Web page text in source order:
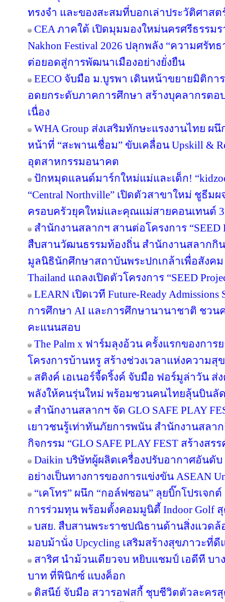
ทรงจำ และของสะสมที่บอกเล่าประวัติศาส
CEA ภาคใต้ เปิดมุมมองใหม่นครศรีธรรมร
Nakhon Festival 2026 ปลุกพลัง “ความศรัท
ต่อยอดสู่การพัฒนาเมืองอย่างยั่งยืน
EECO จับมือ ม.บูรพา เดินหน้าขยายมิติก
อดยกระดับภาคการศึกษา สร้างบุคลากรต
เนื่อง
WHA Group ส่งเสริมทักษะแรงงานไทย ผ
หน้าที่ “สะพานเชื่อม” ขับเคลื่อน Upskill &
อุตสาหกรรมอนาคต
ปักหมุดแลนด์มาร์กใหม่แม่และเด็ก!
“Central Northville” เปิดตัวสาขาใหม่ ชูธีม
ครอบครัวยุคใหม่และคุณแม่สายคอนเทนต์
สำนักงานสลากฯ สานต่อโครงการ “SEED
สืบสานวัฒนธรรมท้องถิ่น สำนักงานสลากกิน
มูลนิธินักศึกษาสถาบันพระปกเกล้าเพื่อสังคม
Thailand แถลงเปิดตัวโครงการ “SEED
LEARN เปิดเวที Future-Ready
การศึกษา AI และการศึกษานานาชาติ ชวน
คะแนนสอบ
The Palm x ฟาร์มลุงอ้วน ครั้งแรกของกา
โครงการบ้านหรู สร้างช่วงเวลาแห่งความสุ
สติงค์ เอเนอร์จี้ดริ้งค์ จับมือ ฟอร์มูล่าวัน
พลังให้คนรุ่นใหม่ พร้อมชวนคนไทยลุ้นบินลั
สำนักงานสลากฯ จัด GLO SAFE PLAY
เยาวชนรู้เท่าทันภัยการพนัน สำนักงานสลา
กิจกรรม “GLO SAFE PLAY FEST สร้างส
Daikin บริษัทผู้ผลิตเครื่องปรับอากาศอันดั
อย่างเป็นทางการของการแข่งขัน ASEAN
“เคโทร” ผนึก “กอล์ฟซอน” ลุยบิ๊กโปรเจกต์
การร่วมทุน พร้อมตั้งคอมมูนิตี้ Indoor Golf
บสย. สืบสานพระราชปณิธานด้านสิ่งแวดล้
มอบม้านั่ง Upcycling เสริมสร้างสุขภาวะที่ดี
สาริศ นำม้วนเดียวจบ หยิบแชมป์ เอดีที บา
บาท ที่ฟีนิกซ์ แบงค็อก
ดิสนีย์ จับมือ สวารอฟสกี้ ชุบชีวิตตัวละคร